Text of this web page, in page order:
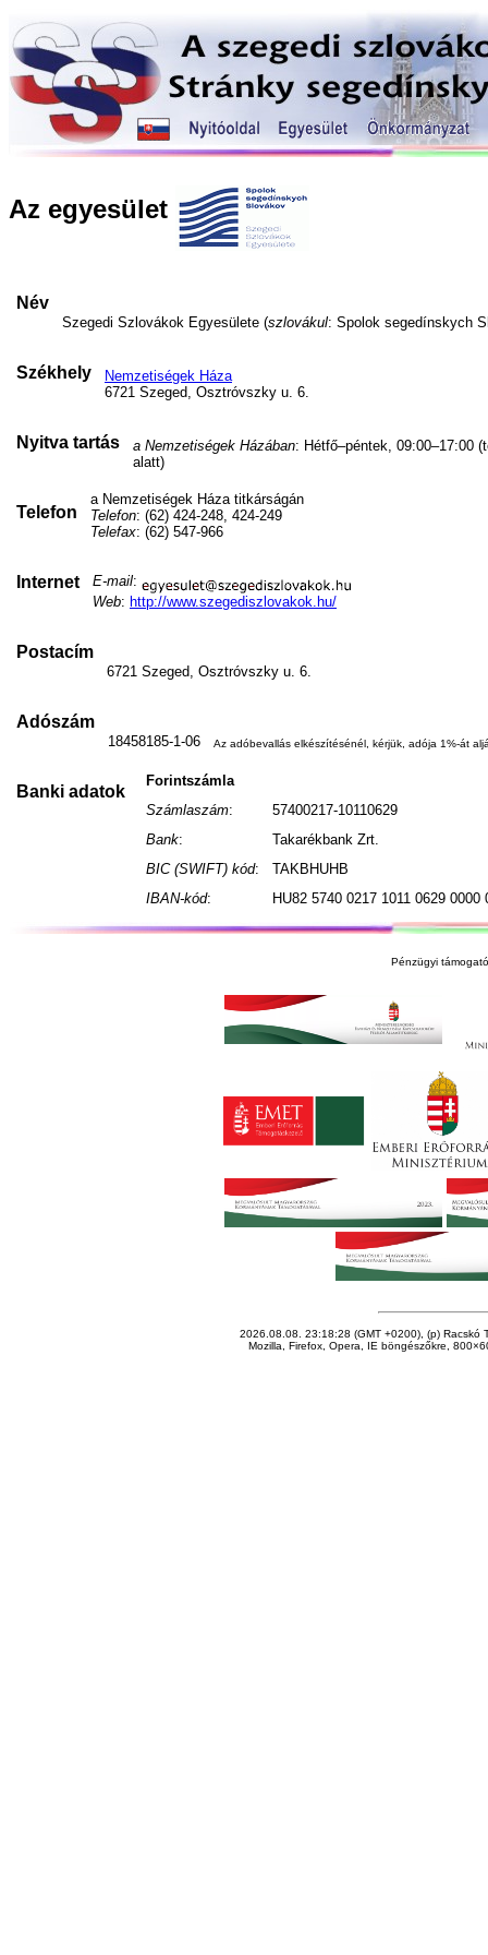
Az egyesület
Név
Szegedi Szlovákok Egyesülete (szlovákul: Spolok segedínskych
Székhely
Nemzetiségek Háza
6721 Szeged, Osztróvszky u. 6.
Nyitva tartás a Nemzetiségek Házában: Hétfő–péntek, 09:00–17:00
alatt)
Telefon
a Nemzetiségek Háza titkárságán
Telefon: (62) 424-248, 424-249
Telefax: (62) 547-966
Internet E-mail:
Web: http://www.szegediszlovakok.hu/
Postacím
6721 Szeged, Osztróvszky u. 6.
Adószám
18458185-1-06 Az adóbevallás elkészítésénél, kérjük, adója 1%-át
Banki adatok
Forintszámla
Számlaszám:
57400217-10110629
Bank:
Takarékbank Zrt.
BIC (SWIFT) kód:
TAKBHUHB
IBAN-kód: HU82 5740 0217 1011 0629 0000
Pénzügyi
2026.08.08. 23:18:28 (GMT +0200), (p) Racskó
Mozilla, Firefox, Opera, IE böngészőkre,